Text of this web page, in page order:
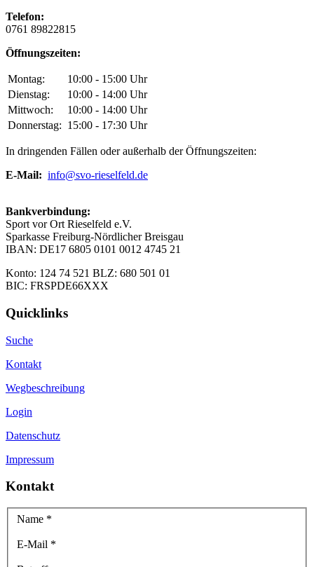
Telefon:
0761 89822815
Öffnungszeiten:
Montag:
10:00 - 15:00 Uhr
Dienstag:
10:00 - 14:00 Uhr
Mittwoch:
10:00 - 14:00 Uhr
Donnerstag: 15:00 - 17:30 Uhr
In dringenden Fällen oder außerhalb der Öffnungszeiten:
E-Mail: info@svo-rieselfeld.de
Bankverbindung:
Sport vor Ort Rieselfeld e.V.
Sparkasse Freiburg-Nördlicher Breisgau
IBAN: DE17 6805 0101 0012 4745 21
Konto: 124 74 521 BLZ: 680 501 01
BIC: FRSPDE66XXX
Quicklinks
Suche
Kontakt
Wegbeschreibung
Login
Datenschutz
Impressum
Kontakt
Name *
E-Mail *